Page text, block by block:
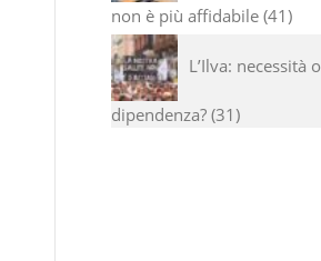
non è più affidabile 41
L’Ilva: necessità o
dipendenza? 31